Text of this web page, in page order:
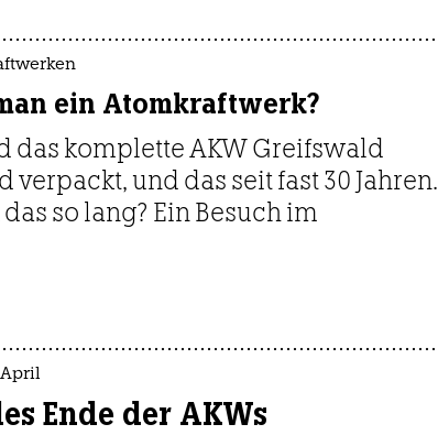
ein Atomkraftwerk?
das komplette AKW Greifswald
und das seit fast 30 Jahren.
so lang? Ein Besuch im
April
Ende der AKWs